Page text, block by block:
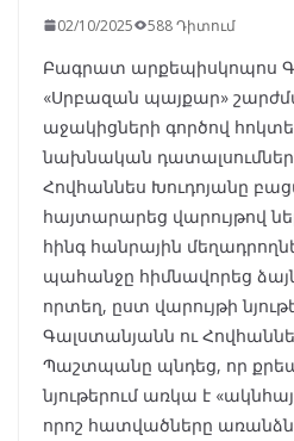
02/10/2025 588 Դիտում
Բագրատ արքեպիսկոպոս
«Սրբազան պայքար»
աջակիցների գործով
նախնական
Հովհաննես Խուդոյանը
հայտարարեց վարույթով
հինգ հանրային
պահանջը հիմնավորեց
որտեղ, ըստ վարույթի
Գալստանյանն ու
Պաշտպանը պնդեց, որ
նյութերում առկա է
որոշ հատվածները